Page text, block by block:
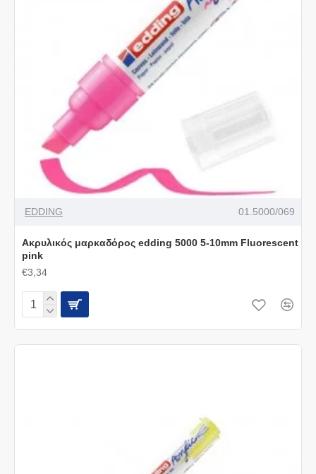
EDDING 01.5000/069
Ακρυλικός μαρκαδόρος edding 5000 5-10mm Fluorescent
pink
€3,34